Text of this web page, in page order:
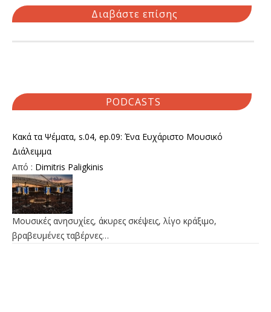
Διαβάστε επίσης
PODCASTS
Κακά τα Ψέματα, s.04, ep.09: Ένα Ευχάριστο Μουσικό
Διάλειμμα
Από : Dimitris Paligkinis
Μουσικές ανησυχίες, άκυρες σκέψεις, λίγο κράξιμο,
βραβευμένες ταβέρνες…